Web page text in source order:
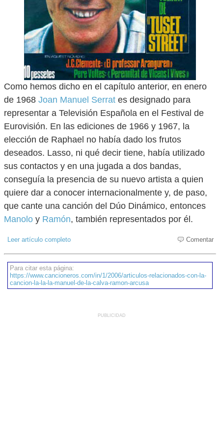
Como hemos dicho en el capítulo anterior, en enero
de 1968 Joan Manuel Serrat es designado para
representar a Televisión Española en el Festival de
Eurovisión. En las ediciones de 1966 y 1967, la
elección de Raphael no había dado los frutos
deseados. Lasso, ni qué decir tiene, había utilizado
sus contactos y en una jugada a dos bandas,
conseguía la presencia de su nuevo artista a quien
quiere dar a conocer internacionalmente y, de paso,
que cante una canción del Dúo Dinámico, entonces
Manolo y Ramón, también representados por él.
Leer artículo completo Comentar
Para citar esta página:
https://www.cancioneros.com/in/1/2006/articulos-relacionados-con-la-
cancion-la-la-la-manuel-de-la-calva-ramon-arcusa
PUBLICIDAD